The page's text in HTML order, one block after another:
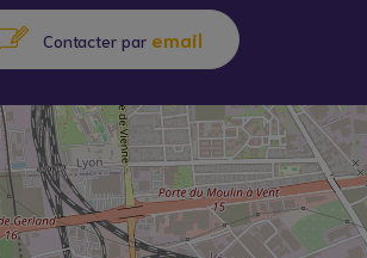
Contacter par email